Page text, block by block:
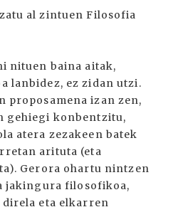
al zintuen Filosofia
nituen baina aitak,
lanbidez, ez zidan utzi.
izan zen,
gehiegi konbentzitu,
atera zezakeen batek
arituta (eta
Gerora ohartu nintzen
jakingura filosofikoa,
eta elkarren